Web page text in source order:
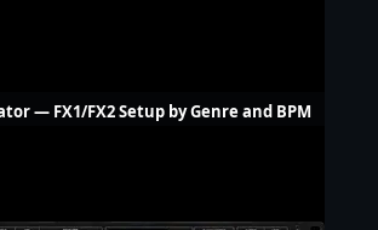
— FX1/FX2 Setup by Genre and BPM